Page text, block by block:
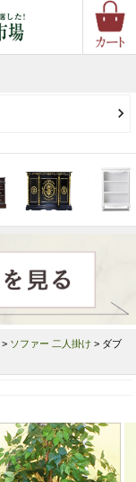
> ソファー 二人掛け > ダブ